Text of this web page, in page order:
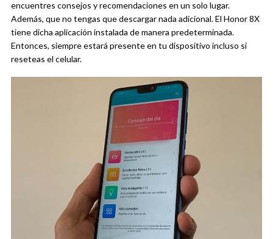
encuentres consejos y recomendaciones en un solo lugar.
Además, que no tengas que descargar nada adicional. El Honor 8X
tiene dicha aplicación instalada de manera predeterminada.
Entonces, siempre estará presente en tu dispositivo incluso si
reseteas el celular.